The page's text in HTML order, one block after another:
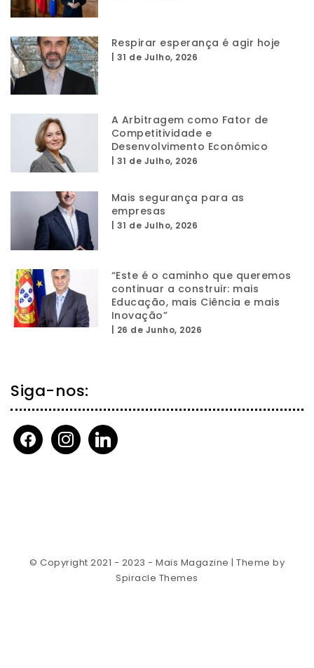
Respirar esperança é agir hoje
31 de Julho, 2026
A Arbitragem como Fator de
Competitividade e
Desenvolvimento Económico
31 de Julho, 2026
Mais segurança para as
empresas
31 de Julho, 2026
“Este é o caminho que queremos
continuar a construir: mais
Educação, mais Ciência e mais
Inovação”
26 de Junho, 2026
Siga-nos:
facebookinstagramlinkedin
© Copyright 2021 - 2023 - Mais Magazine | Theme by
Spiracle Themes